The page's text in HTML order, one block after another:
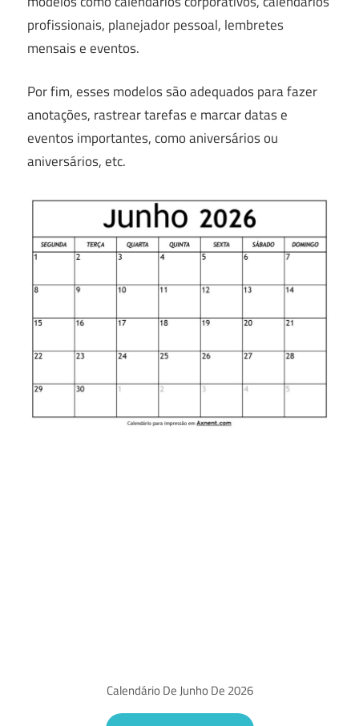
profissionais, planejador pessoal, lembretes
mensais e eventos.
Por fim, esses modelos são adequados para fazer
anotações, rastrear tarefas e marcar datas e
eventos importantes, como aniversários ou
aniversários, etc.
Calendário De Junho De 2026